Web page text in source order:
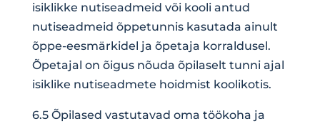
isiklikke nutiseadmeid või kooli antud
nutiseadmeid õppetunnis kasutada ainult
õppe-eesmärkidel ja õpetaja korraldusel.
Õpetajal on õigus nõuda õpilaselt tunni ajal
isiklike nutiseadmete hoidmist koolikotis.
6.5 Õpilased vastutavad oma töökoha ja